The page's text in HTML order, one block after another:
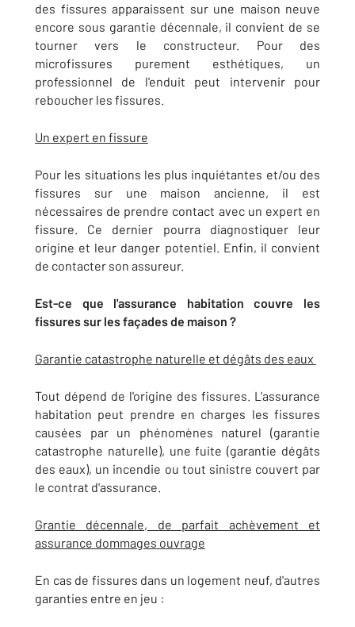
des fissures apparaissent sur une maison neuve
encore sous garantie décennale, il convient de se
tourner vers le constructeur. Pour des
microfissures purement esthétiques, un
professionnel de l'enduit peut intervenir pour
reboucher les fissures.
Un expert en fissure
Pour les situations les plus inquiétantes et/ou des
fissures sur une maison ancienne, il est
nécessaires de prendre contact avec un expert en
fissure. Ce dernier pourra diagnostiquer leur
origine et leur danger potentiel. Enfin, il convient
de contacter son assureur.
Est-ce que l'assurance habitation couvre les
fissures sur les façades de maison ?
Garantie catastrophe naturelle et dégâts des eaux
Tout dépend de l'origine des fissures. L'assurance
habitation peut prendre en charges les fissures
causées par un phénomènes naturel (garantie
catastrophe naturelle), une fuite (garantie dégâts
des eaux), un incendie ou tout sinistre couvert par
le contrat d'assurance.
Grantie décennale, de parfait achèvement et
assurance dommages ouvrage
En cas de fissures dans un logement neuf, d'autres
garanties entre en jeu :